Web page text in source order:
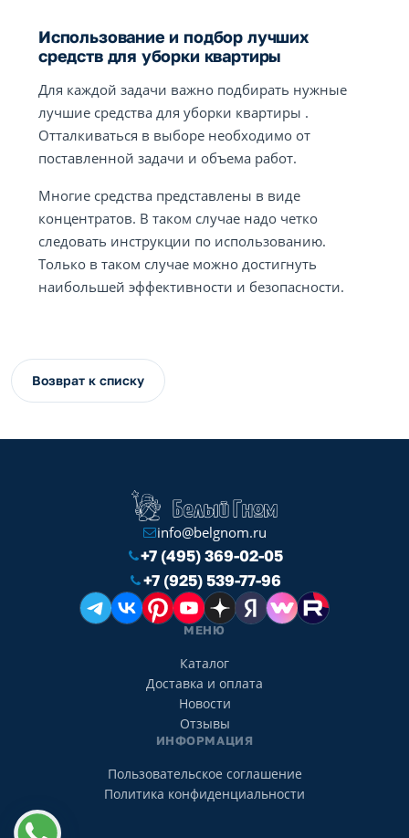
Использование и подбор лучших
средств для уборки квартиры
Для каждой задачи важно подбирать нужные
лучшие средства для уборки квартиры .
Отталкиваться в выборе необходимо от
поставленной задачи и объема работ.
Многие средства представлены в виде
концентратов. В таком случае надо четко
следовать инструкции по использованию.
Только в таком случае можно достигнуть
наибольшей эффективности и безопасности.
Возврат к списку
info@belgnom.ru
+7 (495) 369-02-05
+7 (925) 539-77-96
МЕНЮ
Каталог
Доставка и оплата
Новости
Отзывы
ИНФОРМАЦИЯ
Пользовательское соглашение
Политика конфиденциальности